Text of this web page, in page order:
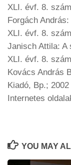
XLI. évf. 8. szám
Forgách
XLI. évf. 8. szám
Janisch Attila: A
XLI. évf. 8. szám
Kovács András
Kiadó, Bp.; 2002
Internetes
YOU MAY